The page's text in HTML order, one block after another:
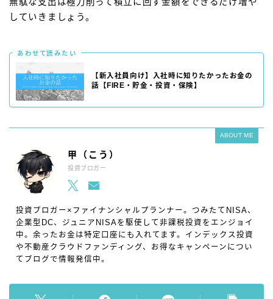
していきましょう。
あわせて読みたい
【新入社員向け】入社時に知りたかったお金の
話【FIRE・貯金・投資・保険】
ABOUT ME
甲（こう）
投資ブロガー
投資ブロガー×ファイナンシャルプランナー。つみたてNISA、
企業型DC、ジュニアNISAを駆使して非課税投資をエンジョイ
中。余ったお金は特定口座にも入れてます。インデックス投資
や不動産クラウドファンディング、お得なキャンペーンについ
てブログで情報発信中。